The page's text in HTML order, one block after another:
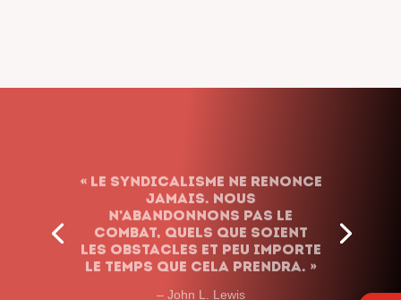
« Le syndicalisme ne renonce
jamais. Nous
n’abandonnons pas le
combat, quels que soient
les obstacles et peu importe
le temps que cela prendra. »
– John L. Lewis